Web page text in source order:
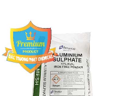
Phèn Nhôm – Al2(SO4)3 17%
Ấn Độ India